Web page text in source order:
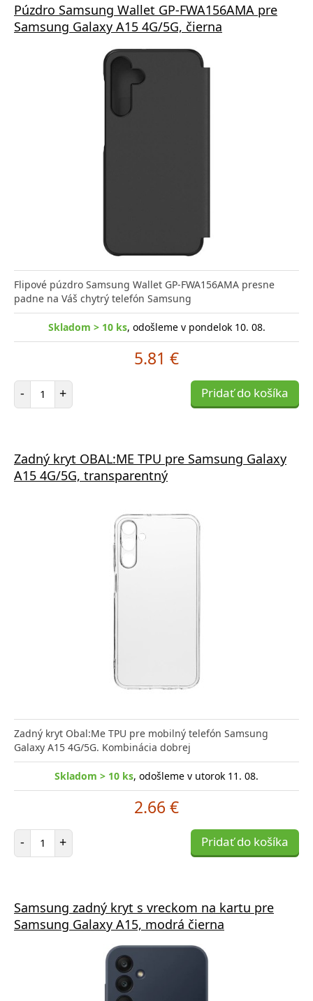
Púzdro Samsung Wallet GP-FWA156AMA pre
Samsung Galaxy A15 4G/5G, čierna
Flipové púzdro Samsung Wallet GP-FWA156AMA presne
padne na Váš chytrý telefón Samsung
Skladom > 10 ks, odošleme v pondelok 10. 08.
5.81 €
- Počet položiek
+ Pridať do košíka
Zadný kryt OBAL:ME TPU pre Samsung Galaxy
A15 4G/5G, transparentný
Zadný kryt Obal:Me TPU pre mobilný telefón Samsung
Galaxy A15 4G/5G. Kombinácia dobrej
Skladom > 10 ks, odošleme v utorok 11. 08.
2.66 €
- Počet položiek
+ Pridať do košíka
Samsung zadný kryt s vreckom na kartu pre
Samsung Galaxy A15, modrá čierna